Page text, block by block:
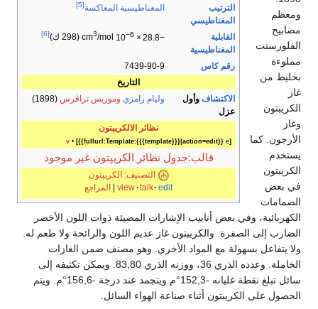
الترتيب
المغناطيسي
المغناطيسية المعاكسة[5]
القابلية
المغناطيسية
−28.8
×
10−6
3/mol (298 ك) [6]
رقم كاس
7439-90-9
التاريخ
الاكتشاف وأول
عزل
وليام رامزي وموريس تراڤرس (1898)
نظائر الالكريپتون
v• [{{fullurl:Template:{{{template}}}|action=edit}} e]
قالب:جدول نظائر الكريپتون غير موجود
التصنيف: الكريپتون
view talk edit
| المراجع
ومعظم
مصابيح
الفلورسنت
مملوءة
بخليط من
غاز
الكريبتون
وغاز
الأرجون. كما
يستخدم
الكريبتون
في بعض
الصمامات
الكهربائية، وفي بعض أنابيب الإشارات المضيئة ذوات اللون الأخضر
الضارب إلى الصفرة. والكريبتون غاز عديم اللون والرائحة ولا طعم له.
ولا يتفاعل بسهولة مع المواد الأخرى. وهو مصنف ضمن الغازات
الخاملة. وعدده الذري 36، ووزنه الذري 83,80. ويمكن تكثيفه إلى
سائل تبلغ نقطة غليانه -152,3°م ويتجمد عند درجة -156,6°م. ويتم
الحصول على الكريبتون أثناء صناعة الهواء السائل.